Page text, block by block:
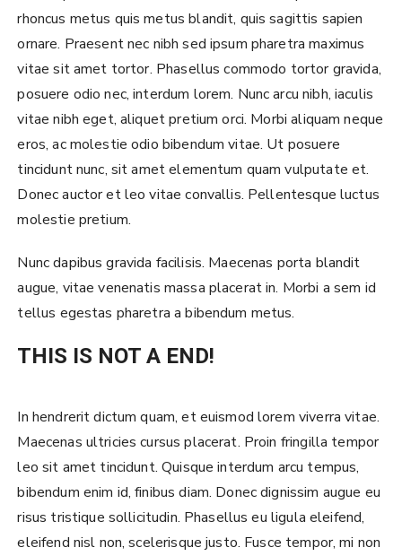
rhoncus metus quis metus blandit, quis sagittis sapien
ornare. Praesent nec nibh sed ipsum pharetra maximus
vitae sit amet tortor. Phasellus commodo tortor gravida,
posuere odio nec, interdum lorem. Nunc arcu nibh, iaculis
vitae nibh eget, aliquet pretium orci. Morbi aliquam neque
eros, ac molestie odio bibendum vitae. Ut posuere
tincidunt nunc, sit amet elementum quam vulputate et.
Donec auctor et leo vitae convallis. Pellentesque luctus
molestie pretium.
Nunc dapibus gravida facilisis. Maecenas porta blandit
augue, vitae venenatis massa placerat in. Morbi a sem id
tellus egestas pharetra a bibendum metus.
THIS IS NOT A END!
In hendrerit dictum quam, et euismod lorem viverra vitae.
Maecenas ultricies cursus placerat. Proin fringilla tempor
leo sit amet tincidunt. Quisque interdum arcu tempus,
bibendum enim id, finibus diam. Donec dignissim augue eu
risus tristique sollicitudin. Phasellus eu ligula eleifend,
eleifend nisl non, scelerisque justo. Fusce tempor, mi non